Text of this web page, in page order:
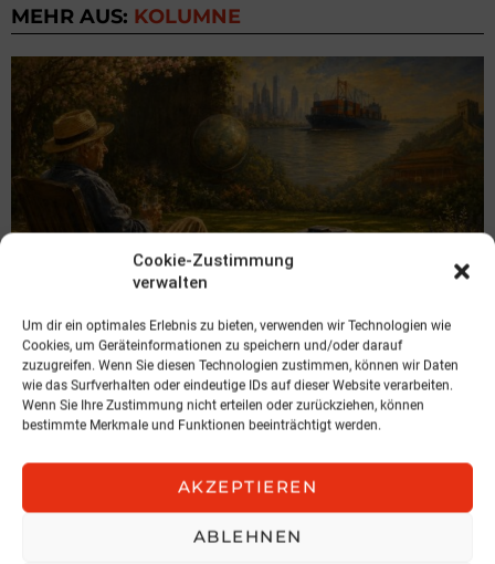
Cookie-Zustimmung
verwalten
Um dir ein optimales Erlebnis zu bieten, verwenden wir Technologien wie
Cookies, um Geräteinformationen zu speichern und/oder darauf
zuzugreifen. Wenn Sie diesen Technologien zustimmen, können wir Daten
wie das Surfverhalten oder eindeutige IDs auf dieser Website verarbeiten.
Wenn Sie Ihre Zustimmung nicht erteilen oder zurückziehen, können
bestimmte Merkmale und Funktionen beeinträchtigt werden.
AKZEPTIEREN
ABLEHNEN
MEHR AUS: KOLUMNE
KOLUMNE
Über das, was der Philosoph Willard
Van Orman Quine mit Kurts Garten
zu tun hat und strategische Geduld
von Thomas Beckstedt